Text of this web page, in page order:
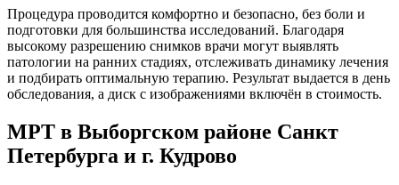
Процедура проводится комфортно и безопасно, без боли и
подготовки для большинства исследований. Благодаря
высокому разрешению снимков врачи могут выявлять
патологии на ранних стадиях, отслеживать динамику лечения
и подбирать оптимальную терапию. Результат выдается в день
обследования, а диск с изображениями включён в стоимость.
МРТ в Выборгском районе Санкт
Петербурга и г. Кудрово